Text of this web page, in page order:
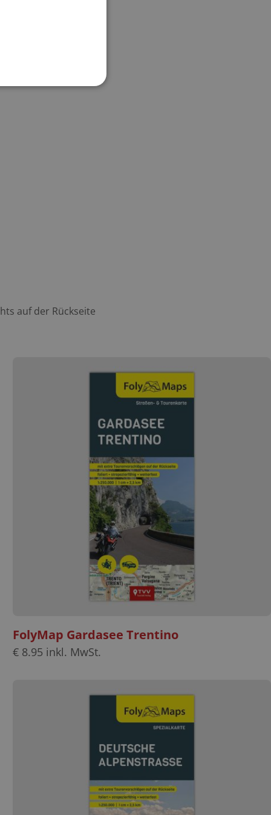
auf der Rückseite
FolyMap Gardasee Trentino
€ 8.95 inkl. MwSt.